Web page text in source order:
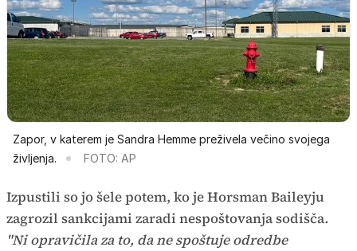
Zapor, v katerem je Sandra Hemme preživela večino svojega
življenja.
FOTO: AP
Izpustili so jo šele potem, ko je Horsman Baileyju
zagrozil sankcijami zaradi nespoštovanja sodišča.
"Ni opravičila za to, da ne spoštuje odredbe